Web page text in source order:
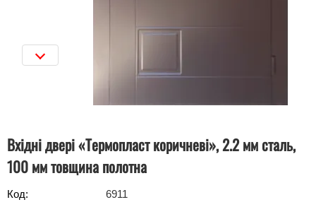
Вхідні двері «Термопласт коричневі», 2.2 мм сталь,
100 мм товщина полотна
Код:
6911